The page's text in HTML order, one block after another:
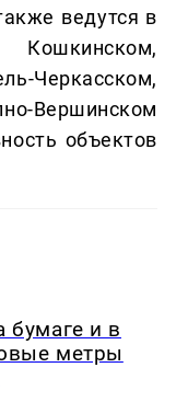
ведутся в
Кошкинском,
Черкасском,
Вершинском
объектов
бумаге и в
метры